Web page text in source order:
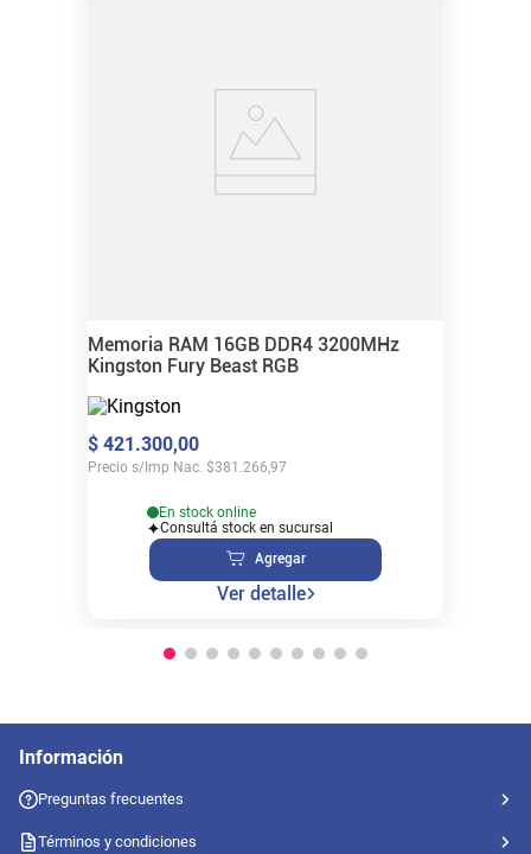
Memoria RAM 16GB DDR4 3200MHz
Kingston Fury Beast RGB
$ 421.300,00
Precio s/Imp Nac. $381.266,97
En stock online
Consultá stock en sucursal
Agregar
Ver detalle
Información
Preguntas frecuentes
Términos y condiciones